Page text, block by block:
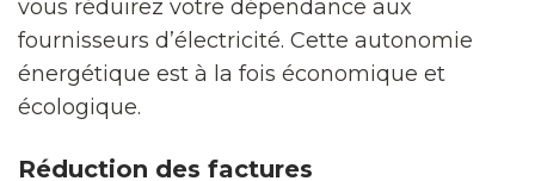
vous réduirez votre dépendance aux
fournisseurs d’électricité. Cette autonomie
énergétique est à la fois économique et
écologique.
Réduction des factures